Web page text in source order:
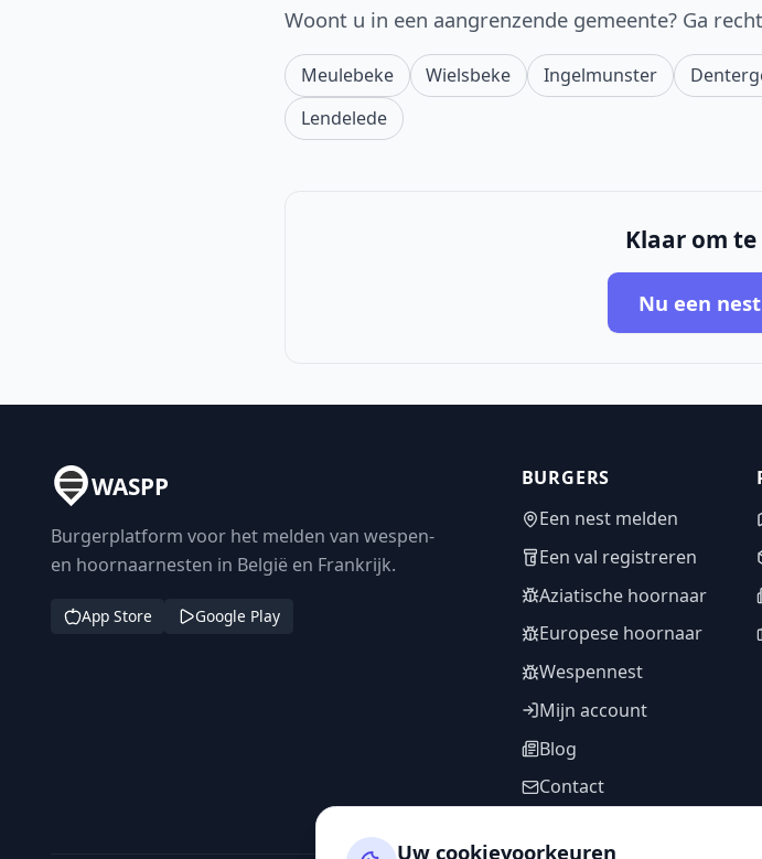
Woont u in een aangrenzende gemeente? Ga
Meulebeke Wielsbeke Ingelmunster
Lendelede
Klaar om
Nu een
WASPP
Burgerplatform voor het melden van wespen-
en hoornaarnesten in België en Frankrijk.
App Store Google Play
BURGERS
Een nest melden
Een val registreren
Aziatische hoornaar
Europese hoornaar
Wespennest
Mijn account
Blog
Contact
Uw cookievoorkeuren